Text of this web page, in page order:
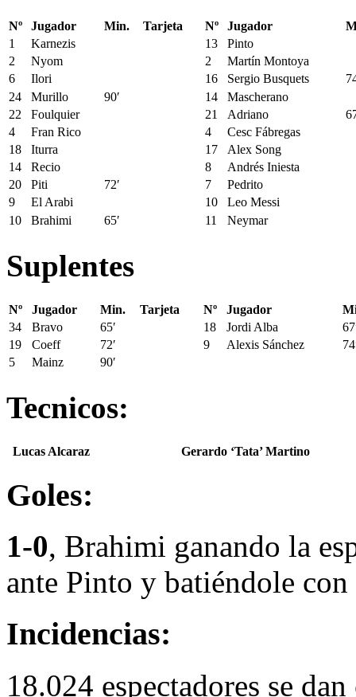
Nº Jugador Min. Tarjeta Nº Jugador
1
Karnezis 13
Pinto
2
Nyom 2
Martín Montoya
6
Ilori 16 Sergio Busquets
24
Murillo 90′ 14
Mascherano
22
Foulquier 21 Adriano
4
Fran Rico 4
Cesc Fábregas
18
Iturra 17
Alex Song
14
Recio 8
Andrés Iniesta
20
Piti 72′ 7
Pedrito
9
El Arabi 10
Leo Messi
10
Brahimi 65′ 11 Neymar
Suplentes
Nº Jugador Min. Tarjeta Nº Jugador
34
Bravo 65′ 18 Jordi Alba
19
Coeff 72′ 9 Alexis Sánchez
5
Mainz 90′
Tecnicos:
Lucas Alcaraz Gerardo ‘Tata’ Martino
Goles:
1-0, Brahimi ganando la
ante Pinto y batiéndole
Incidencias:
18.024 espectadores se